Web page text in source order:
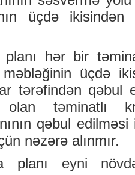
üçdə
planı hər bir
üçdə
tərəfindən qəbul
təminatlı
qəbul
nəzərə alınmır.
planı eyni